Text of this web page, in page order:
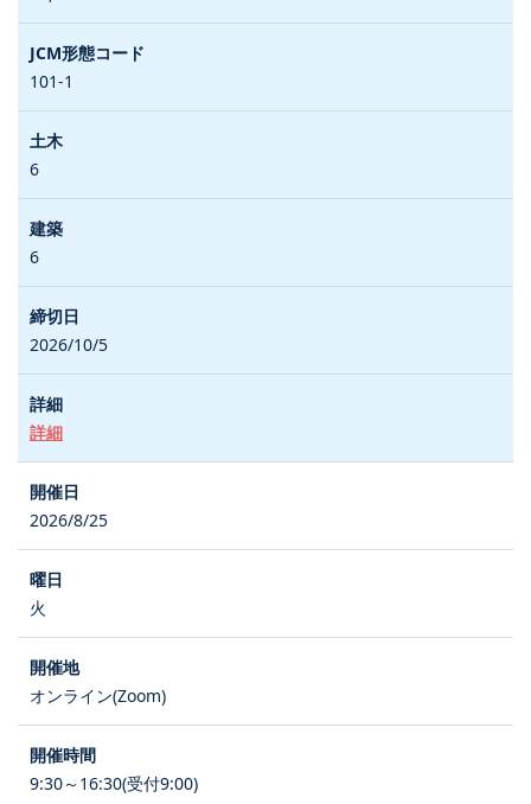
101-1
6
6
2026/10/5
詳細
2026/8/25
火
オンライン(Zoom)
9:30～16:30(受付9:00)